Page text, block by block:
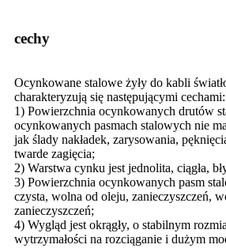
cechy
Ocynkowane stalowe żyły do ​​kabli
charakteryzują się następującymi cechami:
1) Powierzchnia ocynkowanych drutów
ocynkowanych pasmach stalowych nie
jak ślady nakładek, zarysowania,
twarde zagięcia;
2) Warstwa cynku jest jednolita, ciągła,
3) Powierzchnia ocynkowanych pasm
czysta, wolna od oleju, zanieczyszczeń,
zanieczyszczeń;
4) Wygląd jest okrągły, o stabilnym
wytrzymałości na rozciąganie i dużym